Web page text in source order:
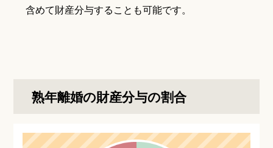
含めて財産分与することも可能です。
熟年離婚の財産分与の割合